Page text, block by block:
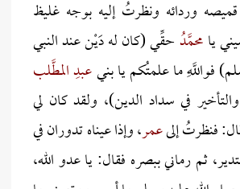
وردائه ونظرتُ إليه بوجه غليظ
يامحمَّدُحقِّي (كان له دَيْن عند النبي
فواللَّهِ ما علمتُكم يا بنيعبدِ المطَّلب
في سداد الدين)، ولقد كان لي
فنظرتُ إلىعمر، وإذا عيناه تدوران في
ثم رماني ببصره فقال: يا عدو الله،